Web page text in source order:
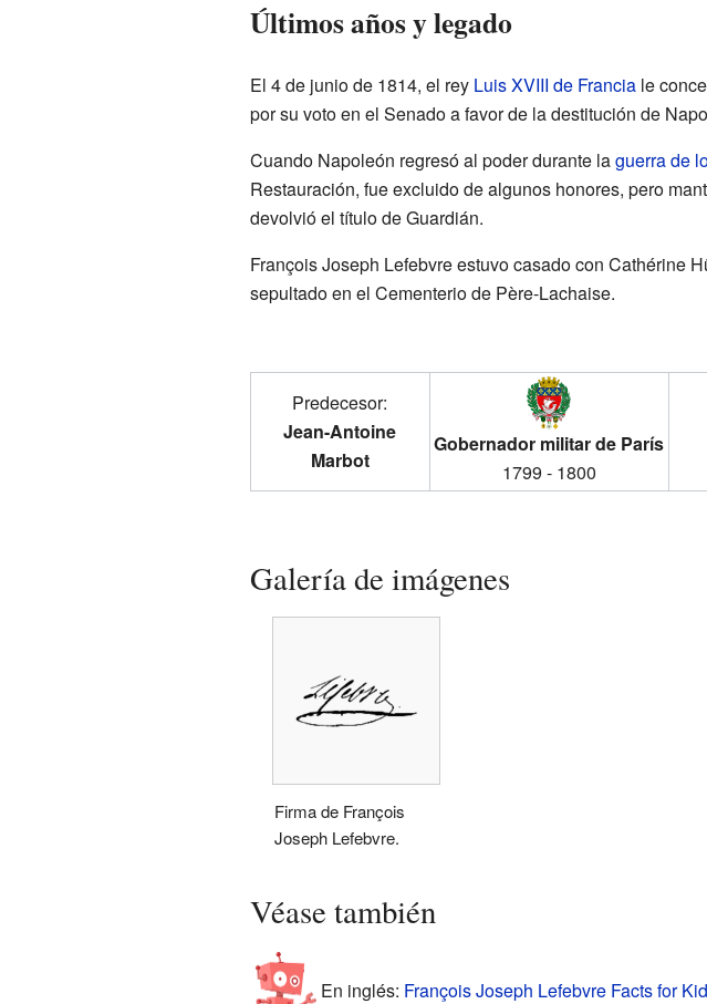
Últimos años y legado
El 4 de junio de 1814, el rey Luis XVIII de Franciale
por su voto en el Senado a favor de la destitución de
Cuando Napoleón regresó al poder durante laguerra de
Restauración, fue excluido de algunos honores, pero
devolvió el título de Guardián.
François Joseph Lefebvre estuvo casado con Cathérine
sepultado en el Cementerio de Père-Lachaise.
Predecesor:
Jean-Antoine
Marbot
Gobernador militar de París
1799 - 1800
Galería de imágenes
Firma de François
Joseph Lefebvre.
Véase también
En inglés: François Joseph Lefebvre Facts for